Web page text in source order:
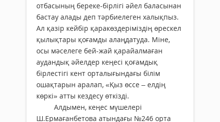
отбасының береке-бірлігі әйел баласынан
бастау алады деп тәрбиелеген халықпыз.
Ал қазір кейбір қаракөздеріміздің өрескел
қылықтары қоғамды алаңдатуда. Міне,
осы мәселеге бей-жай қарайалмаған
аудандық әйелдер кеңесі қоғамдық
бірлестігі кент орталығындағы білім
ошақтарын аралап, «Қыз өссе – елдің
көркі» атты кездесу өткізді.
Алдымен, кеңес мүшелері
Ш.Ермағанбетова атындағы №246 орта